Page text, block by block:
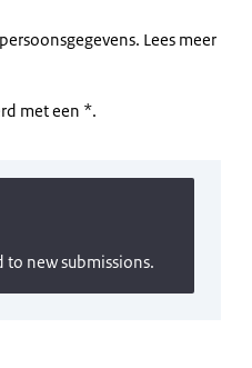
Lees meer
met een *.